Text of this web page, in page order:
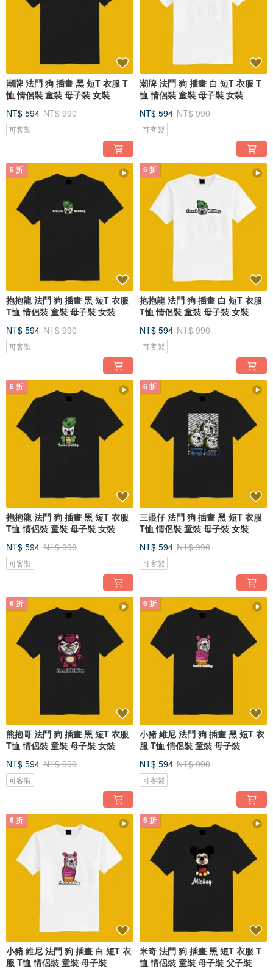
潮牌 法鬥 狗 插畫 黑 短T 衣服 T
恤 情侶裝 童裝 母子裝 女裝
NT$ 594 NT$ 990
可客製
潮牌 法鬥 狗 插畫 白 短T 衣服 T
恤 情侶裝 童裝 母子裝 女裝
NT$ 594 NT$ 990
可客製
6 折
抱抱龍 法鬥 狗 插畫 黑 短T 衣服
T恤 情侶裝 童裝 母子裝 女裝
NT$ 594 NT$ 990
可客製
6 折
抱抱龍 法鬥 狗 插畫 白 短T 衣服
T恤 情侶裝 童裝 母子裝 女裝
NT$ 594 NT$ 990
可客製
6 折
抱抱龍 法鬥 狗 插畫 黑 短T 衣服
T恤 情侶裝 童裝 母子裝 女裝
NT$ 594 NT$ 990
可客製
6 折
三眼仔 法鬥 狗 插畫 黑 短T 衣服
T恤 情侶裝 童裝 母子裝 女裝
NT$ 594 NT$ 990
可客製
6 折
熊抱哥 法鬥 狗 插畫 黑 短T 衣服
T恤 情侶裝 童裝 母子裝 女裝
NT$ 594 NT$ 990
可客製
6 折
小豬 維尼 法鬥 狗 插畫 黑 短T 衣
服 T恤 情侶裝 童裝 母子裝
NT$ 594 NT$ 990
可客製
6 折
小豬 維尼 法鬥 狗 插畫 白 短T 衣
服 T恤 情侶裝 童裝 母子裝
6 折
米奇 法鬥 狗 插畫 黑 短T 衣服 T
恤 情侶裝 童裝 母子裝 父子裝